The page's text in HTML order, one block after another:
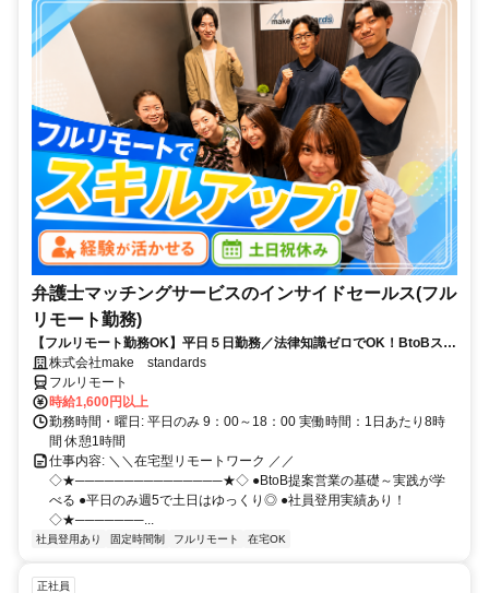
弁護士マッチングサービスのインサイドセールス(フル
リモート勤務)
【フルリモート勤務OK】平日５日勤務／法律知識ゼロでOK！BtoBスキ
ルが身につく営業職
株式会社make standards
フルリモート
時給1,600円以上
勤務時間・曜日: 平日のみ 9：00～18：00 実働時間：1日あたり8時
間 休憩1時間
仕事内容: ＼＼在宅型リモートワーク ／／
◇★───────────────★◇ ●BtoB提案営業の基礎～実践が学
べる ●平日のみ週5で土日はゆっくり◎ ●社員登用実績あり！
◇★───────...
社員登用あり 固定時間制 フルリモート 在宅OK
正社員